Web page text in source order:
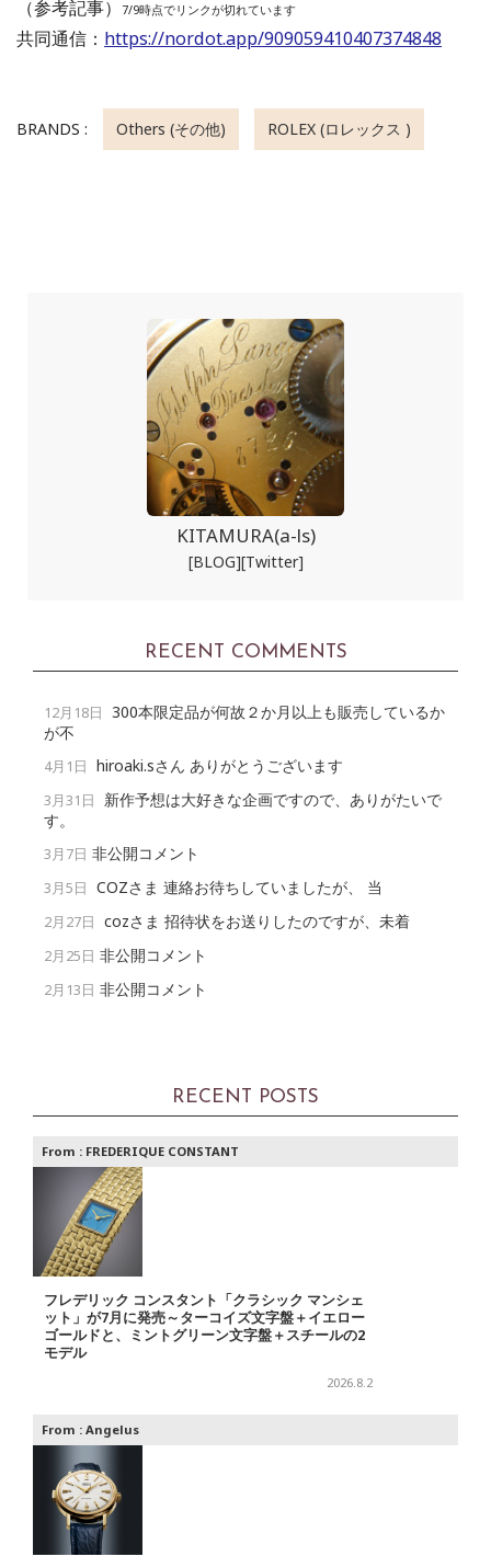
（参考記事） 7/9時点でリンクが切れています
共同通信： https://nordot.app/909059410407374848
BRANDS : Others (その他) ROLEX (ロレックス )
KITAMURA(a-ls)
[BLOG][Twitter]
RECENT COMMENTS
12月18日 300本限定品が何故２か月以上も販売しているか
が不
4月1日 hiroaki.sさん ありがとうございます
3月31日
新作予想は大好きな企画ですので、ありがたいで
す。
3月7日 非公開コメント
3月5日 COZさま 連絡お待ちしていましたが、 当
2月27日 cozさま 招待状をお送りしたのですが、未着
2月25日 非公開コメント
2月13日 非公開コメント
RECENT POSTS
From : FREDERIQUE CONSTANT
フレデリック コンスタント「クラシック マンシェ
ット」が7月に発売～ターコイズ文字盤＋イエロー
ゴールドと、ミントグリーン文字盤＋スチールの2
モデル
2026.8.2
From : Angelus